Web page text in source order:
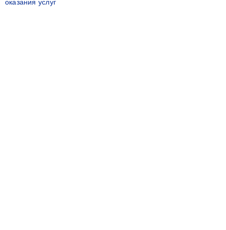
оказания услуг